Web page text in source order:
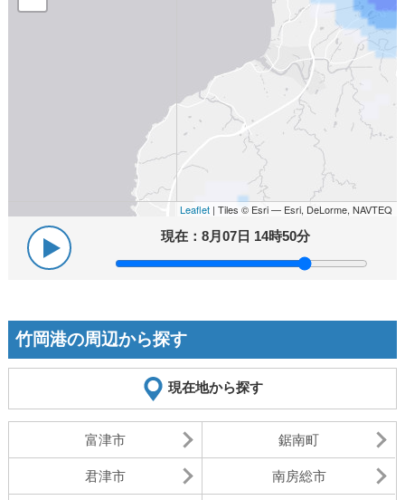
Leaflet | Tiles © Esri — Esri, DeLorme, NAVTEQ
現在：8月07日 14時50分
竹岡港の周辺から探す
現在地から探す
富津市 鋸南町
君津市 南房総市